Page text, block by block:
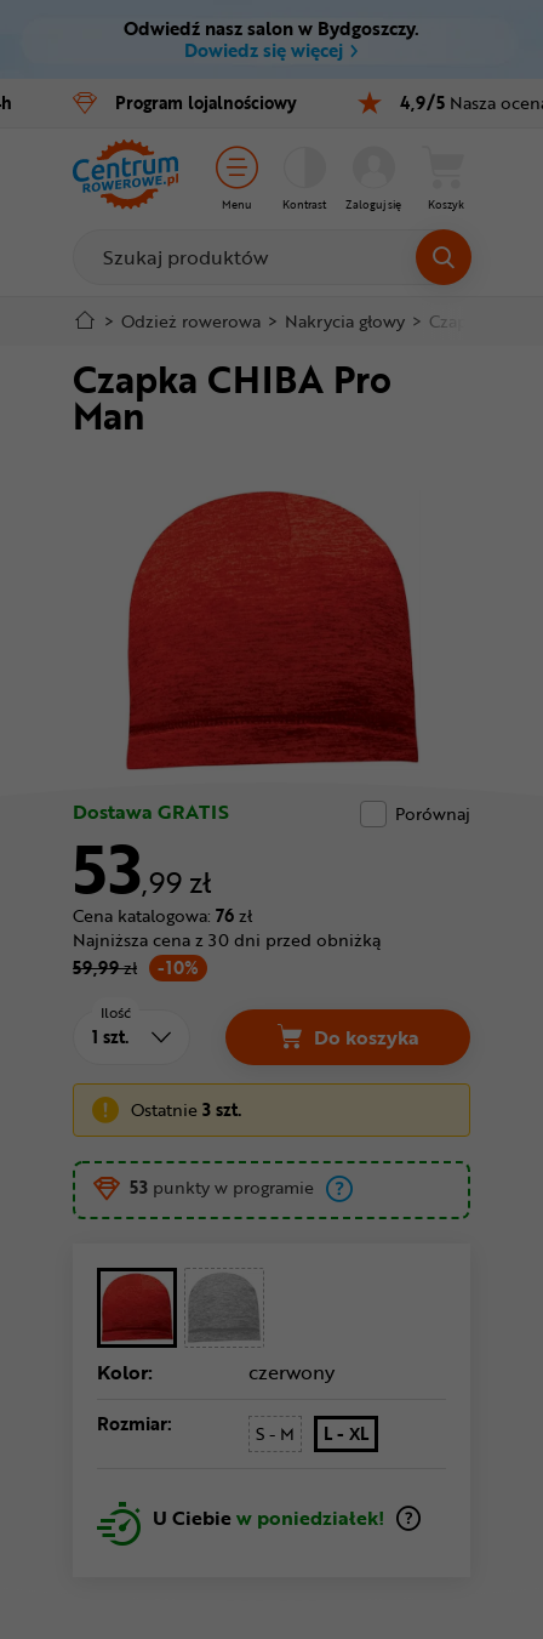
Ctrl M
Menu główne
Informacje o produkcie
Do koszyka
Szczegółowe informacje
Stopka
Odwiedź nasz salon w Bydgoszczy.
Dowiedz się więcej
Program lojalnościowy 4,9/5 Nasza
Menu Kontrast Zaloguj się Koszyk
Rowery
E-bike
Części
Akcesoria
Odzież
Kaski
Buty
Odżywki
Nowości
Superoferta
> Odzież rowerowa > Nakrycia głowy > Czapki
Czapka CHIBA Pro
Man
Dostawa GRATIS Porównaj
53,99 zł
Cena katalogowa: 76zł
-10%
Najniższa cena z 30 dni przed obniżką
59,99zł
Ilość
Do koszyka
Czapka CHIBA Pro
Ostatnie3 szt.
53 punkty w programie
Kolor: czerwony
Rozmiar: S - M L - XL
U Ciebiew poniedziałek!